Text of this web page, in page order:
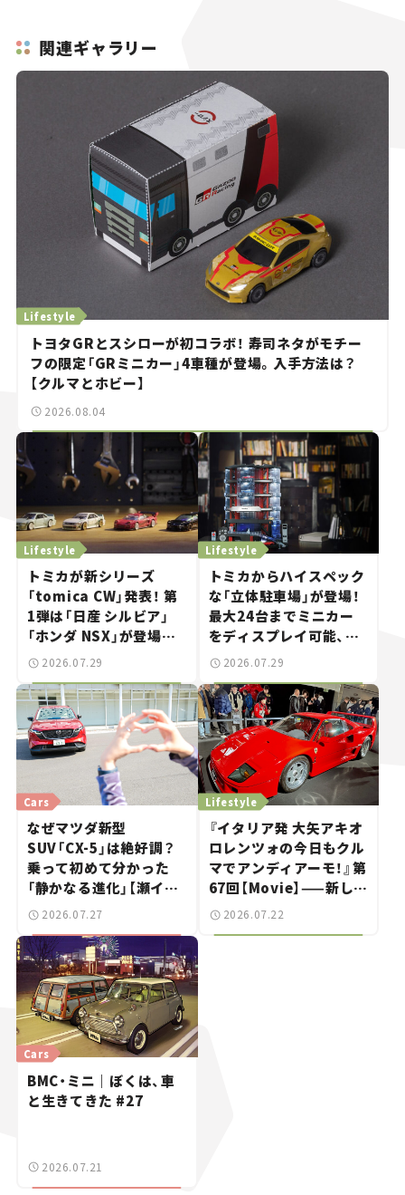
関連ギャラリー
Lifestyle
トヨタGRとスシローが初コラボ！ 寿司ネタがモチー
フの限定「GRミニカー」4車種が登場。入手方法は？
【クルマとホビー】
2026.08.04
Lifestyle
トミカが新シリーズ
「tomica CW」発表！ 第
1弾は「日産 シルビア」
「ホンダ NSX」が登場。
世界が注目す
とホビー】
2026.07.29
Lifestyle
トミカからハイスペック
な「立体駐車場」が登場！
最大24台までミニカー
をディスプレイ可能、特
別な「日産 GT-R
とホビー】
2026.07.29
Cars
なぜマツダ新型
SUV「CX-5」は絶好調？
乗って初めて分かった
「静かなる進化」【瀬イオ
ナの試乗レビュー】
2026.07.27
Lifestyle
『イタリア発 大矢アキオ
ロレンツォの今日もクル
マでアンディアーモ！』第
67回【Movie】——新しい
スーパーカーショーで起
2026.07.22
Cars
BMC・ミニ｜ぼくは、車
と生きてきた #27
2026.07.21